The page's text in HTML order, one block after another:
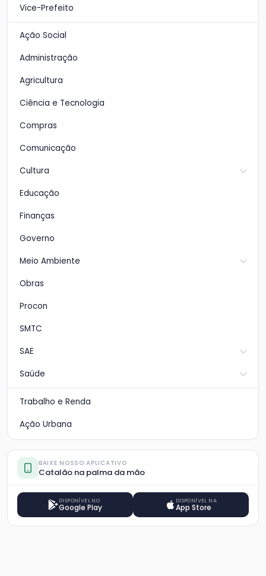
Vice-Prefeito
Ação Social
Administração
Agricultura
Ciência e Tecnologia
Compras
Comunicação
Cultura
Educação
Finanças
Governo
Meio Ambiente
Obras
Procon
SMTC
SAE
Saúde
Trabalho e Renda
Ação Urbana
BAIXE NOSSO APLICATIVO
Catalão na palma da mão
DISPONÍVEL NO
Google Play
DISPONÍVEL NA
App Store